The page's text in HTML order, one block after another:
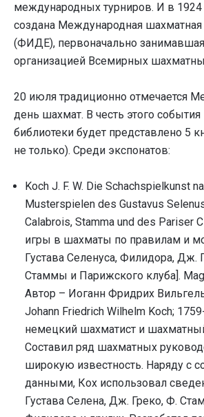
международных турниров. И в 1924
создана Международная
(ФИДЕ), первоначально
организацией Всемирных
20 июля традиционно отмечается
день шахмат. В честь этого
библиотеки будет представлено 5
не только). Среди экспонатов:
Koch J. F. W. Die Schachspielkunst
Musterspielen des Gustavus
Calabrois, Stamma und des Pariser
игры в шахматы по правилам и
Густава Селенуса, Филидора, Дж.
Стаммы и Парижского клуба].
Автор – Иоганн Фридрих
Johann Friedrich Wilhelm Koch;
немецкий шахматист и
Составил ряд шахматных
широкую известность. Наряду с
данными, Кох использовал
Густава Селена, Дж. Греко, Ф.